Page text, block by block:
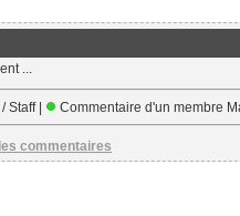
...
Staff | Commentaire d'un membre
commentaires